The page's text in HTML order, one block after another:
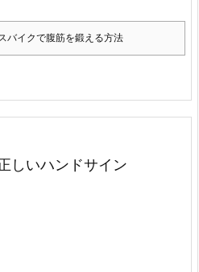
バイクで腹筋を鍛える方法
しいハンドサイン